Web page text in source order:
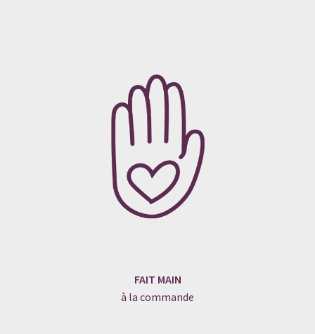
FAIT MAIN
à la commande